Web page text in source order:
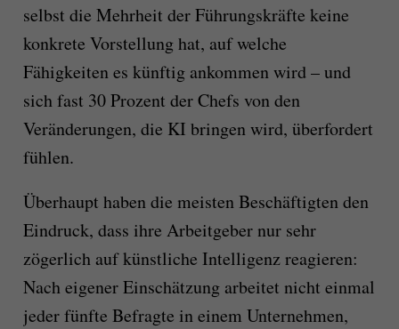
selbst die Mehrheit der Führungskräfte keine
konkrete Vorstellung hat, auf welche
Fähigkeiten es künftig ankommen wird – und
sich fast 30 Prozent der Chefs von den
Veränderungen, die KI bringen wird, überfordert
fühlen.
Überhaupt haben die meisten Beschäftigten den
Eindruck, dass ihre Arbeitgeber nur sehr
zögerlich auf künstliche Intelligenz reagieren:
Nach eigener Einschätzung arbeitet nicht einmal
jeder fünfte Befragte in einem Unternehmen,